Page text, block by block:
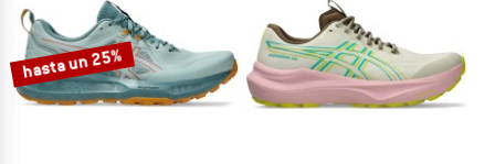
hasta un 25%